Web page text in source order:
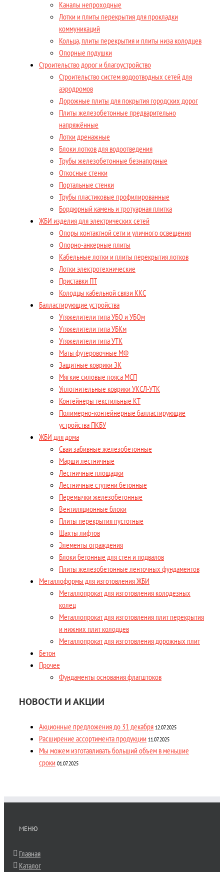
Каналы непроходные
Лотки и плиты перекрытия для прокладки
коммуникаций
Кольца, плиты перекрытия и плиты низа колодцев
Опорные подушки
Строительство дорог и благоустройство
Строительство систем водоотводных сетей для
аэродромов
Дорожные плиты для покрытия городских дорог
Плиты железобетонные предварительно
напряжённые
Лотки дренажные
Блоки лотков для водоотведения
Трубы железобетонные безнапорные
Откосные стенки
Портальные стенки
Трубы пластиковые профилированные
Бордюрный камень и тротуарная плитка
ЖБИ изделия для электрических сетей
Опоры контактной сети и уличного освещения
Опорно-анкерные плиты
Кабельные лотки и плиты перекрытия лотков
Лотки электротехнические
Приставки ПТ
Колодцы кабельной связи ККС
Балластирующие устройства
Утяжелители типа УБО и УБОм
Утяжелители типа УБКм
Утяжелители типа УТК
Маты футеровочные МФ
Защитные коврики ЗК
Мягкие силовые пояса МСП
Уплотнительные коврики УКСЛ-УТК
Контейнеры текстильные КТ
Полимерно-контейнерные балластирующие
устройства ПКБУ
ЖБИ для дома
Сваи забивные железобетонные
Марши лестничные
Лестничные площадки
Лестничные ступени бетонные
Перемычки железобетонные
Вентиляционные блоки
Плиты перекрытия пустотные
Шахты лифтов
Элементы ограждения
Блоки бетонные для стен и подвалов
Плиты железобетонные ленточных фундаментов
Металлоформы для изготовления ЖБИ
Металлопрокат для изготовления колодезных
колец
Металлопрокат для изготовления плит перекрытия
и нижних плит колодцев
Металлопрокат для изготовления дорожных плит
Бетон
Прочее
Фундаменты основания флагштоков
НОВОСТИ И АКЦИИ
Акционные предложения до 31 декабря 12.07.2025
Расширение ассортимента продукции 11.07.2025
Мы можем изготавливать больший объем в меньшие
сроки 01.07.2025
МЕНЮ
Главная
Каталог